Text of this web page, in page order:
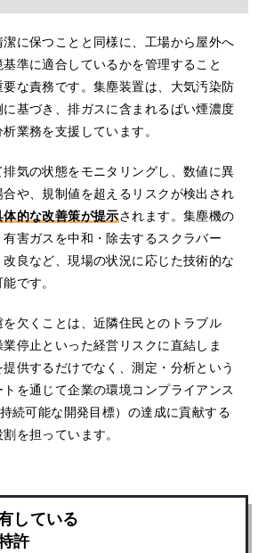
に保つことと同様に、工場から屋外へ
準に適合しているかを管理すること
な責務です。集塵装置は、大気汚染防
に基づき、排ガスに含まれるばい煙濃度
業務を支援しています。
気の状態をモニタリングし、数値に異
や、規制値を超えるリスクが検出され
体的な改善策が提示されます。集塵機の
害ガスを中和・除去するスクラバー
改良など、現場の状況に応じた技術的な
です。
欠くことは、近隣住民とのトラブル
停止といった経営リスクに直結しま
供するだけでなく、測定・分析という
を通じて企業の環境コンプライアンス
続可能な開発目標）の達成に貢献する
を担っています。
している
許